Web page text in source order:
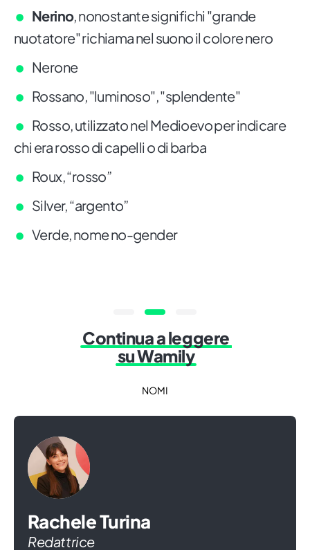
Nerino, nonostante significhi "grande
nuotatore" richiama nel suono il colore nero
Nerone
Rossano, "luminoso", "splendente"
Rosso, utilizzato nel Medioevo per indicare
chi era rosso di capelli o di barba
Roux, “rosso”
Silver, “argento”
Verde, nome no-gender
Continua a leggere
su Wamily
NOMI
Rachele Turina
Redattrice